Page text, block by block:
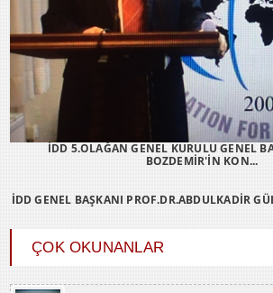
İDD 5.OLAĞAN GENEL KURULU GENEL
BOZDEMİR'İN KON...
İDD GENEL BAŞKANI PROF.DR.ABDULKADİR
ÇOK OKUNANLAR